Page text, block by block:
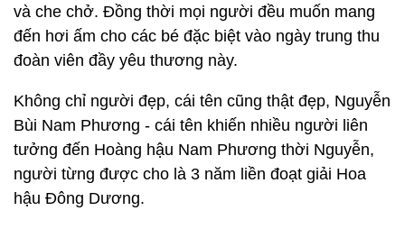
và che chở. Đồng thời mọi người đều muốn mang
đến hơi ấm cho các bé đặc biệt vào ngày trung thu
đoàn viên đầy yêu thương này.
Không chỉ người đẹp, cái tên cũng thật đẹp, Nguyễn
Bùi Nam Phương - cái tên khiến nhiều người liên
tưởng đến Hoàng hậu Nam Phương thời Nguyễn,
người từng được cho là 3 năm liền đoạt giải Hoa
hậu Đông Dương.